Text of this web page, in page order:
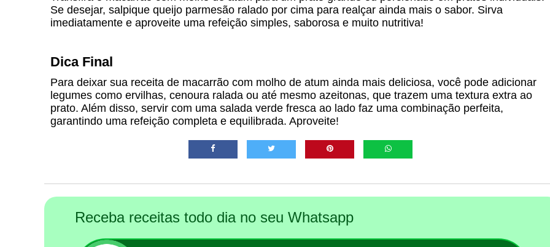
Se desejar, salpique queijo parmesão ralado por cima para realçar ainda mais o sabor. Sirva
imediatamente e aproveite uma refeição simples, saborosa e muito nutritiva!
Dica Final
Para deixar sua receita de macarrão com molho de atum ainda mais deliciosa, você pode adicionar
legumes como ervilhas, cenoura ralada ou até mesmo azeitonas, que trazem uma textura extra ao
prato. Além disso, servir com uma salada verde fresca ao lado faz uma combinação perfeita,
garantindo uma refeição completa e equilibrada. Aproveite!
Receba receitas todo dia no seu Whatsapp